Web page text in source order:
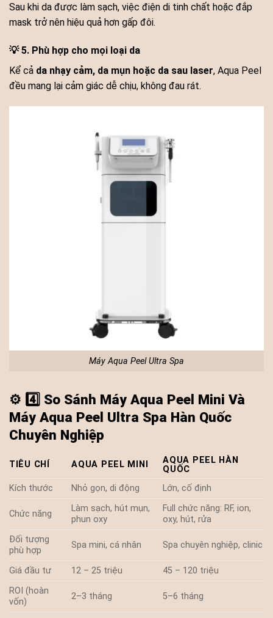
Sau khi da được làm sạch, việc điện di tinh chất hoặc đắp
mask trở nên hiệu quả hơn gấp đôi.
💡 5. Phù hợp cho mọi loại da
Kể cả da nhạy cảm, da mụn hoặc da sau laser, Aqua Peel
đều mang lại cảm giác dễ chịu, không đau rát.
Máy Aqua Peel Ultra Spa
⚙️ 4️⃣ So Sánh Máy Aqua Peel Mini Và
Máy Aqua Peel Ultra Spa Hàn Quốc
Chuyên Nghiệp
TIÊU CHÍ AQUA PEEL MINI
AQUA PEEL HÀN
QUỐC
Kích thước
Nhỏ gọn, di động Lớn, cố định
Chức năng
Làm sạch, hút mụn,
phun oxy
Full chức năng: RF, ion,
oxy, hút, rửa
Đối tượng
phù hợp
Spa mini, cá nhân Spa chuyên nghiệp, clinic
Giá đầu tư 12 – 25 triệu
45 – 120 triệu
ROI (hoàn
vốn)
2–3 tháng 5–6 tháng